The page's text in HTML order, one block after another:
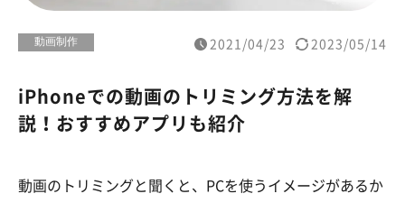
動画制作 2021/04/23 2023/05/14
iPhoneでの動画のトリミング方法を解
説！おすすめアプリも紹介
動画のトリミングと聞くと、PCを使うイメージがあるか